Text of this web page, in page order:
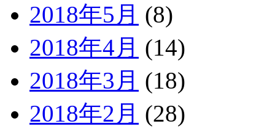
2018年5月 (8)
2018年4月 (14)
2018年3月 (18)
2018年2月 (28)